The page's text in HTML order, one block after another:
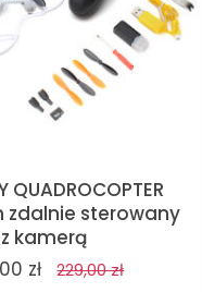
QUADROCOPTER
zdalnie sterowany
z kamerą
zł
229,00 zł